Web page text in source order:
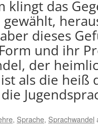
klingt das
dieses
und ihr
der
als die heiß
, Sprache, Sprachwandel